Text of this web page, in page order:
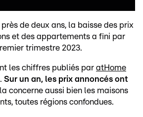
de deux ans, la baisse des prix
et des appartements a fini par
trimestre 2023.
les chiffres publiés par atHome
Sur un an, les prix annoncés ont
concerne aussi bien les maisons
toutes régions confondues.